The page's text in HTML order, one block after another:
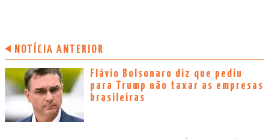
NOTÍCIA ANTERIOR
Flávio Bolsonaro diz que pediu
para Trump não taxar as empresas
brasileiras